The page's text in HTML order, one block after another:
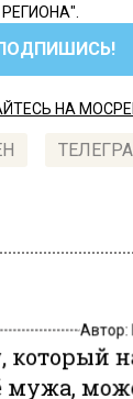
РЕГИОНА".
НА
Автор:
который
мужа,